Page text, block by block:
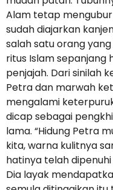
Alam tetap
sudah diajarkan
salah satu orang
ritus Islam
penjajah. Dari sinilah
Petra dan marwah
mengalami
dicap sebagai
lama. “Hidung Petra
kita, warna kulitnya
hatinya telah
Dia layak